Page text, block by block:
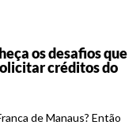
os desafios que
créditos do
de Manaus? Então